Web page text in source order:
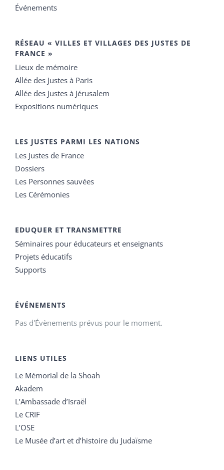
Événements
RÉSEAU « VILLES ET VILLAGES DES JUSTES DE
FRANCE »
Lieux de mémoire
Allée des Justes à Paris
Allée des Justes à Jérusalem
Expositions numériques
LES JUSTES PARMI LES NATIONS
Les Justes de France
Dossiers
Les Personnes sauvées
Les Cérémonies
EDUQUER ET TRANSMETTRE
Séminaires pour éducateurs et enseignants
Projets éducatifs
Supports
ÉVÉNEMENTS
Pas d'Évènements prévus pour le moment.
LIENS UTILES
Le Mémorial de la Shoah
Akadem
L’Ambassade d’Israël
Le CRIF
L’OSE
Le Musée d’art et d’histoire du Judaïsme